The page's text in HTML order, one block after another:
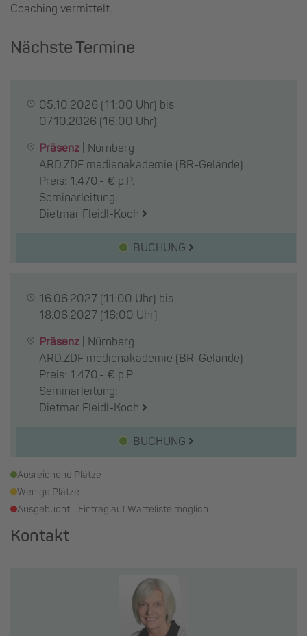
Coaching vermittelt.
Nächste Termine
05.10.2026 (11:00 Uhr) bis
07.10.2026 (16:00 Uhr)
Präsenz
Nürnberg
ARD.ZDF medienakademie (BR-Gelände)
Preis: 1.470,- € p.P.
Seminarleitung:
Dietmar Fleidl-Koch
BUCHUNG
16.06.2027 (11:00 Uhr) bis
18.06.2027 (16:00 Uhr)
Präsenz
Nürnberg
ARD.ZDF medienakademie (BR-Gelände)
Preis: 1.470,- € p.P.
Seminarleitung:
Dietmar Fleidl-Koch
BUCHUNG
Ausreichend Plätze
Wenige Plätze
Ausgebucht - Eintrag auf Warteliste möglich
Kontakt